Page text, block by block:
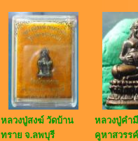
หลวงปู่สงฆ์ วัดบ้าน
ทราย จ.ลพบุรี
หลวงปู่คำ
คูหาสวรร